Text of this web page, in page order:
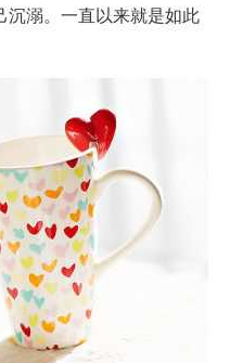
沉溺。一直以来就是如此